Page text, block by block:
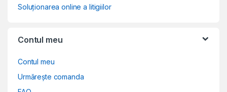
Soluționarea online a litigiilor
Contul meu
Contul meu
Urmărește comanda